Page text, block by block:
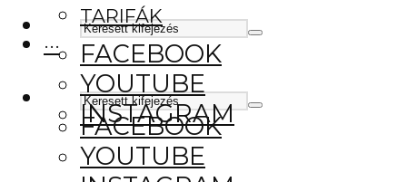
FACEBOOK
YOUTUBE
INSTAGRAM
TARIFÁK
···
FACEBOOK
YOUTUBE